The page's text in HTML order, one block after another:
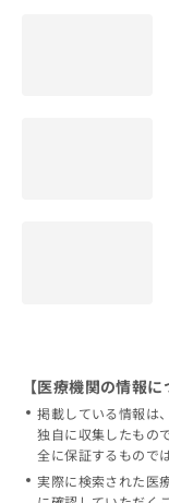
【医療機関の情報に
掲載している情報は
独自に収集したもの
全に保証するもので
実際に検索された医